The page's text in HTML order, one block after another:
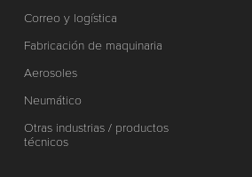
Correo y logística
Fabricación de maquinaria
Aerosoles
Neumático
Otras industrias / productos
técnicos